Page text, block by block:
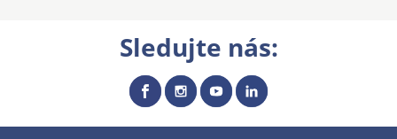
Sledujte nás: